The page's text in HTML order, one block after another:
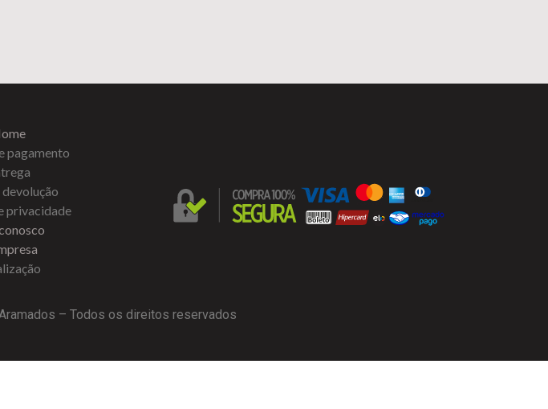
pagamento
privacidade
– Todos os direitos reservados